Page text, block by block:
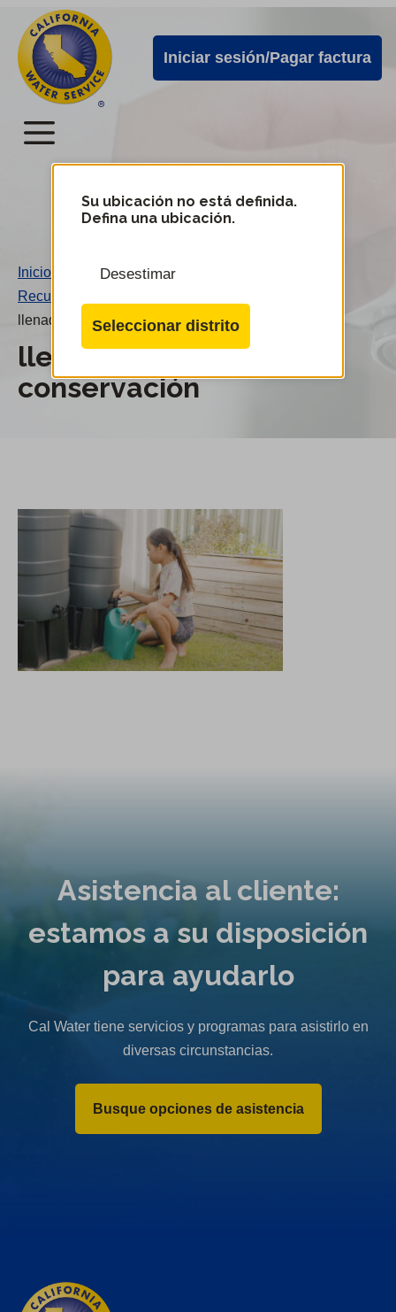
directamente
contenido
principal
Alertas
de
Cal
Water
Iniciar sesión/Pagar factura
Menú
Menú
servicio
móvil
de
Cal
Water
Su ubicación no está definida.
Defina una ubicación.
Desestimar
Seleccionar distrito
Inicio
Recursos de conservación
llenado-de-agua-para-conservación
llenado-de-agua-para-
conservación
Asistencia al cliente:
estamos a su disposición
para ayudarlo
Cal Water tiene servicios y programas para asistirlo en
diversas circunstancias.
Busque opciones de asistencia